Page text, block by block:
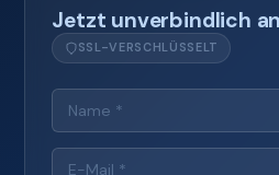
Jetzt unverbindlich
SSL-VERSCHLÜSSELT